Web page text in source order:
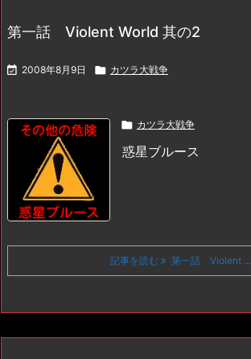
第一話 Violent World 其の2
 2008年8月9日  カツラ大戦争
 カツラ大戦争
惑星ブルース
記事を読む 第一話 Violent ...